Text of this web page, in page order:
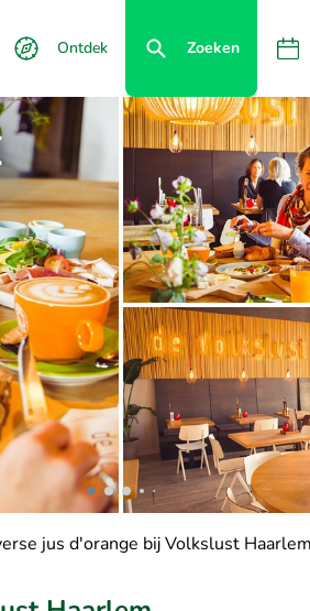
Ontdek Zoeken
jus d'orange bij Volkslust Haarlem